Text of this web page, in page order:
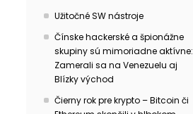
Užitočné SW nástroje
Čínske hackerské a špionážne
skupiny sú mimoriadne aktívne:
Zamerali sa na Venezuelu aj
Blízky východ
Čierny rok pre krypto – Bitcoin či